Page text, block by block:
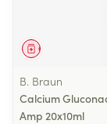
Geneesmiddel
B. Braun
Calcium
Amp 20x10ml